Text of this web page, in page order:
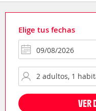
Elige tus fechas
VER